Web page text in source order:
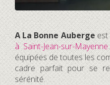
A La Bonne Aubergeest
à Saint-Jean-sur-Mayenne
équipées de toutes les
cadre parfait pour se
sérénité.